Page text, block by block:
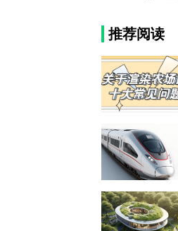
推荐阅读
3D
云渲染农场使用教
渲染图黑色
云
建筑效果图渲染
CG角色制作心得
渲染技巧
雕刻
Blender云端渲染
Blender
CG渲
3dmax云端渲染
渲染图
CG原画
clarisse教程
视觉特效
特效
推荐阅读